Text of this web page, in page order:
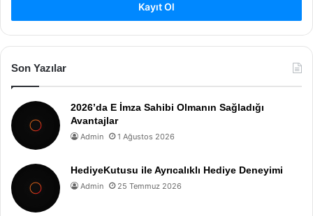
Kayıt Ol
Son Yazılar
2026’da E İmza Sahibi Olmanın Sağladığı
Avantajlar
Admin 1 Ağustos 2026
HediyeKutusu ile Ayrıcalıklı Hediye Deneyimi
Admin 25 Temmuz 2026